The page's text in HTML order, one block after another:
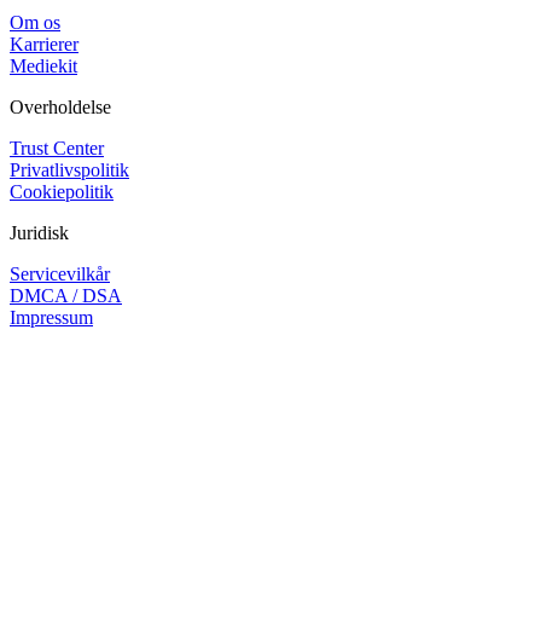
Om os
Karrierer
Mediekit
Overholdelse
Trust Center
Privatlivspolitik
Cookiepolitik
Juridisk
Servicevilkår
DMCA / DSA
Impressum